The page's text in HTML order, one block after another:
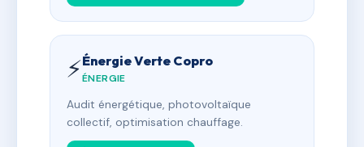
⚡Énergie Verte Copro
ÉNERGIE
Audit énergétique, photovoltaïque
collectif, optimisation chauffage.